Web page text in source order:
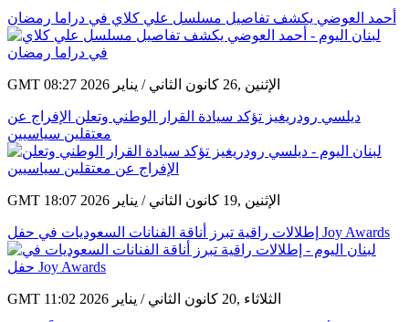
أحمد العوضي يكشف تفاصيل مسلسل علي كلاي في دراما رمضان
GMT 08:27 2026 الإثنين ,26 كانون الثاني / يناير
ديلسي رودريغيز تؤكد سيادة القرار الوطني وتعلن الإفراج عن
معتقلين سياسيين
GMT 18:07 2026 الإثنين ,19 كانون الثاني / يناير
إطلالات راقية تبرز أناقة الفنانات السعوديات في حفل Joy Awards
GMT 11:02 2026 الثلاثاء ,20 كانون الثاني / يناير